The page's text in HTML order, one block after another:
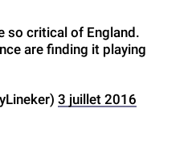
so critical of England.
are finding it playing
3 juillet 2016